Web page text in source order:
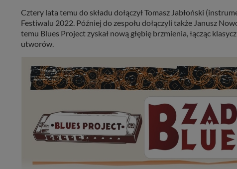
Cztery lata temu do składu dołączył Tomasz Jabłoński
Festiwalu 2022. Później do zespołu dołączyli także Janusz
temu Blues Project zyskał nową głębię brzmienia, łącząc
utworów.